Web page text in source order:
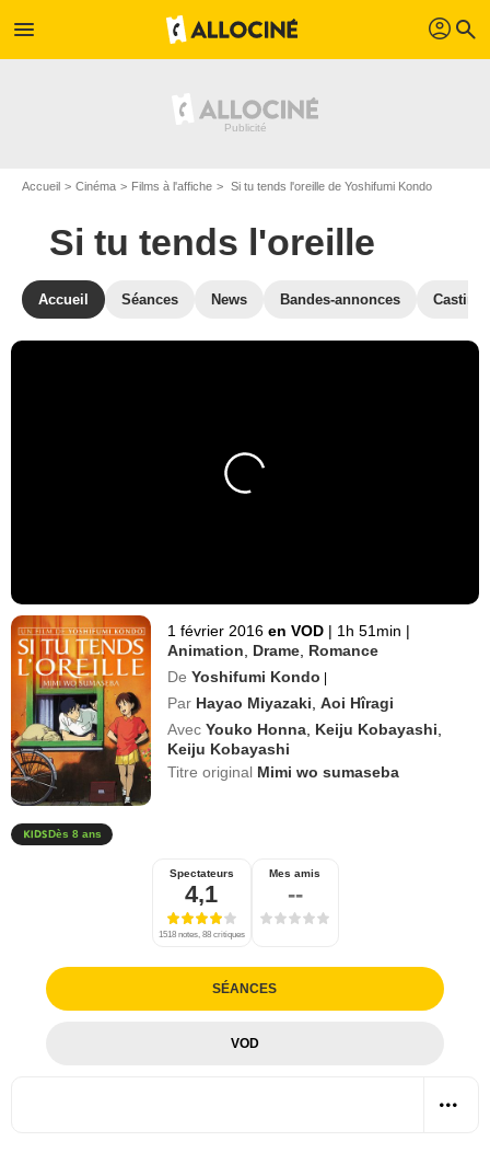
menu profil search
Accueil Cinéma Films à l'affiche Si tu tends l'oreille de Yoshifumi Kondo
Si tu tends l'oreille
Accueil Séances News Bandes-annonces Casting
1 février 2016 en VOD | 1h 51min |
Animation
Drame Romance
De Yoshifumi Kondo |
Par Hayao Miyazaki ,Aoi Hîragi
Avec Youko Honna Keiju Kobayashi
Keiju Kobayashi
Titre original Mimi wo sumaseba
Dès 8 ans
Spectateurs
4,1
1518 notes, 88 critiques
Mes amis
--
SÉANCES
VOD